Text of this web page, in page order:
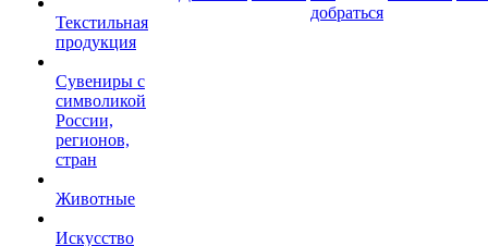
Текстильная
продукция
Сувениры с
символикой
России,
регионов,
стран
Животные
Искусство
добраться